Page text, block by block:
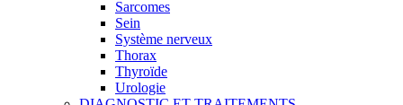
Sarcomes
Sein
Système nerveux
Thorax
Thyroïde
Urologie